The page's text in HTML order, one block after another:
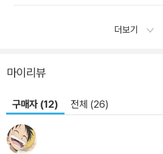
더보기
마이리뷰
구매자 (12) 전체 (26)